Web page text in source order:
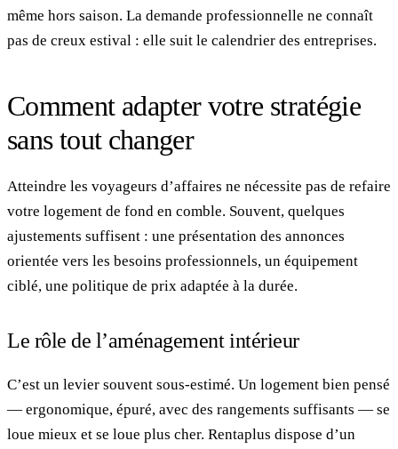
même hors saison. La demande professionnelle ne connaît
pas de creux estival : elle suit le calendrier des entreprises.
Comment adapter votre stratégie
sans tout changer
Atteindre les voyageurs d’affaires ne nécessite pas de refaire
votre logement de fond en comble. Souvent, quelques
ajustements suffisent : une présentation des annonces
orientée vers les besoins professionnels, un équipement
ciblé, une politique de prix adaptée à la durée.
Le rôle de l’aménagement intérieur
C’est un levier souvent sous-estimé. Un logement bien pensé
— ergonomique, épuré, avec des rangements suffisants — se
loue mieux et se loue plus cher. Rentaplus dispose d’un